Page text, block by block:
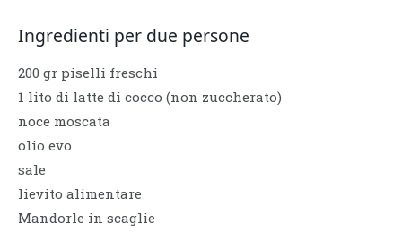
Ingredienti per due persone
200 gr piselli freschi
1 lito di latte di cocco (non zuccherato)
noce moscata
olio evo
sale
lievito alimentare
Mandorle in scaglie